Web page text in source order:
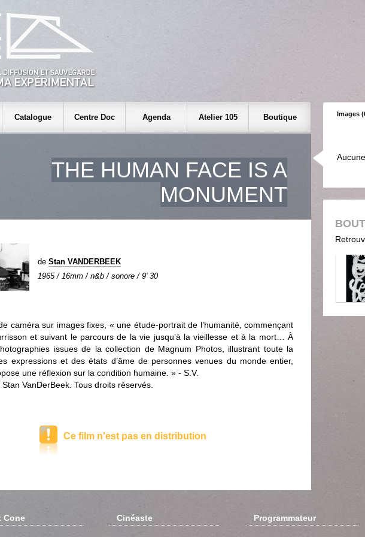
Images
Catalogue Centre Doc Agenda Atelier 105 Boutique
THE HUMAN FACE IS A
MONUMENT
de Stan VANDERBEEK
1965 / 16mm / n&b / sonore / 9' 30
caméra sur images fixes, « une étude-portrait de l’humanité, commençant
et suivant le parcours de la vie jusqu’à la vieillesse et à la mort… À
issues de la collection de Magnum Photos, illustrant toute la
expressions et des états d’âme de personnes venues du monde entier,
une réflexion sur la condition humaine. » - S.V.
VanDerBeek. Tous droits réservés.
Ce film n'est pas en distribution
Cone Cinéaste Programmateur